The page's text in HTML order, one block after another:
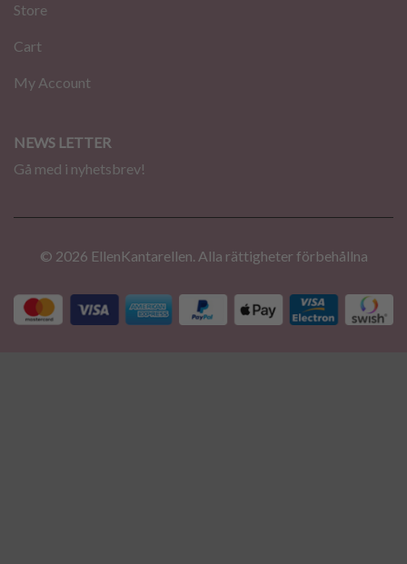
Store
Cart
My Account
NEWS LETTER
Gå med i nyhetsbrev!
© 2026 EllenKantarellen. Alla rättigheter förbehållna